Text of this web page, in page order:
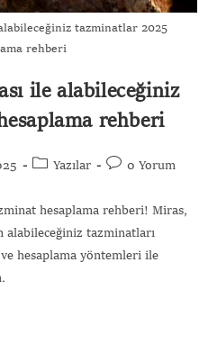
tazminatlar 2025
rehberi
ile alabileceğiniz
rehberi
Yazılar 0 Yorum
hesaplama rehberi! Miras,
alabileceğiniz tazminatları
hesaplama yöntemleri ile